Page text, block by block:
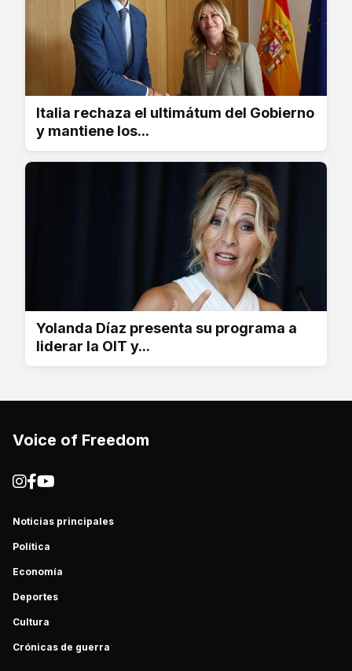
Italia rechaza el ultimátum del Gobierno
y mantiene los...
Yolanda Díaz presenta su programa a
liderar la OIT y...
Voice of Freedom
Noticias principales
Política
Economía
Deportes
Cultura
Crónicas de guerra